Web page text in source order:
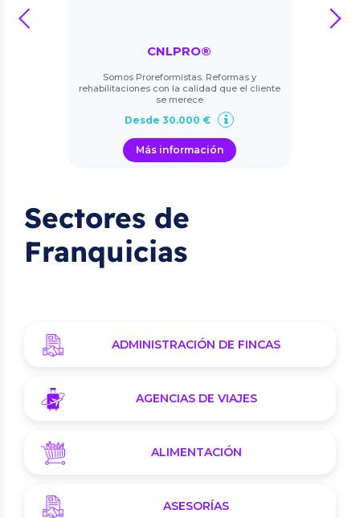
CNLPRO®
Somos Proreformistas. Reformas y
rehabilitaciones con la calidad que el cliente
se merece
Desde 30.000 €
Más información
prev next
Sectores de
Franquicias
ADMINISTRACIÓN DE FINCAS
AGENCIAS DE VIAJES
ALIMENTACIÓN
ASESORÍAS